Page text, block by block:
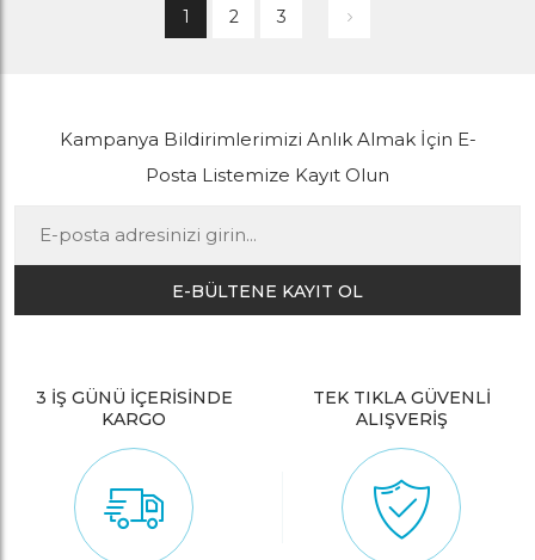
1 2 3
Kampanya Bildirimlerimizi Anlık Almak İçin E-
Posta Listemize Kayıt Olun
E-BÜLTENE KAYIT OL
3 İŞ GÜNÜ İÇERİSİNDE
KARGO
TEK TIKLA GÜVENLİ
ALIŞVERİŞ